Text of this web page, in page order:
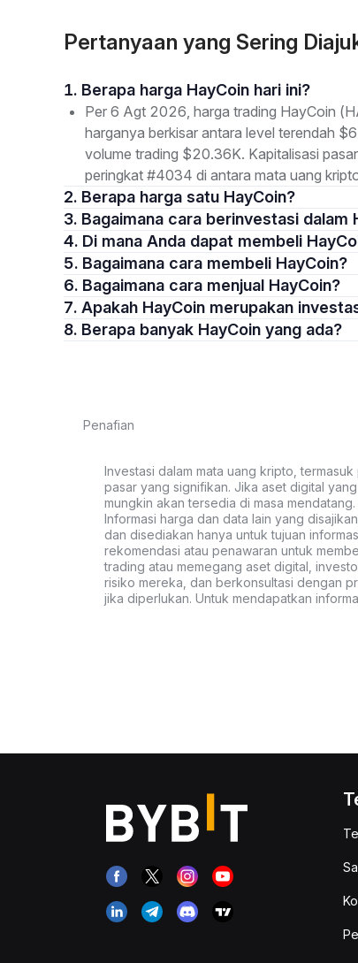
Pertanyaan yang Sering
1. Berapa harga HayCoin hari ini?
Per 6 Agt 2026, harga trading HayCoin
harganya berkisar antara level terendah
volume trading $20.36K. Kapitalisasi
peringkat #4034 di antara mata uang
2. Berapa harga satu HayCoin?
3. Bagaimana cara berinvestasi dalam
4. Di mana Anda dapat membeli
5. Bagaimana cara membeli HayCoin?
6. Bagaimana cara menjual HayCoin?
7. Apakah HayCoin merupakan
8. Berapa banyak HayCoin yang ada?
Penafian
Investasi dalam mata uang kripto,
pasar yang signifikan. Jika aset digital
mungkin akan tersedia di masa
Informasi harga dan data lain yang
dan disediakan hanya untuk tujuan
rekomendasi atau penawaran untuk
trading atau memegang aset digital,
risiko mereka, dan berkonsultasi dengan
jika diperlukan. Untuk mendapatkan